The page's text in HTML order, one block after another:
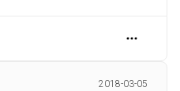
2018-03-05